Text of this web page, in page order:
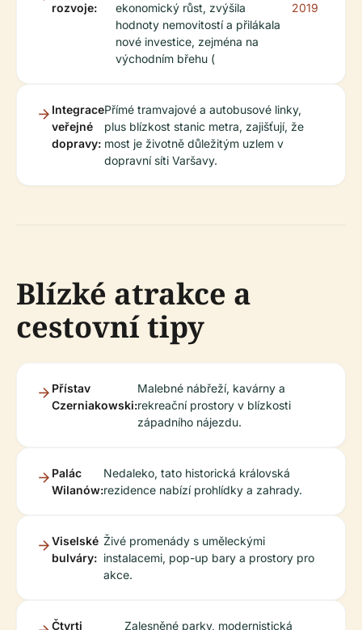
rozvoje:
ekonomický růst, zvýšila
hodnoty nemovitostí a přilákala
nové investice, zejména na
východním břehu (
2019
Integrace
veřejné
dopravy:
Přímé tramvajové a autobusové linky,
plus blízkost stanic metra, zajišťují, že
most je životně důležitým uzlem v
dopravní síti Varšavy.
Blízké atrakce a
cestovní tipy
Přístav
Czerniakowski:
Malebné nábřeží, kavárny a
rekreační prostory v blízkosti
západního nájezdu.
Palác
Wilanów:
Nedaleko, tato historická královská
rezidence nabízí prohlídky a zahrady.
Viselské
bulváry:
Živé promenády s uměleckými
instalacemi, pop-up bary a prostory pro
akce.
Čtvrti
Zalesněné parky, modernistická